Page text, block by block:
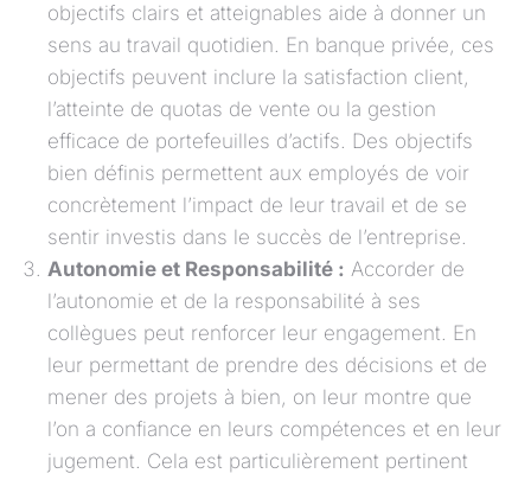
objectifs clairs et atteignables aide à donner un
sens au travail quotidien. En banque privée, ces
objectifs peuvent inclure la satisfaction client,
l’atteinte de quotas de vente ou la gestion
efficace de portefeuilles d’actifs. Des objectifs
bien définis permettent aux employés de voir
concrètement l’impact de leur travail et de se
sentir investis dans le succès de l’entreprise.
Autonomie et Responsabilité : Accorder de
l’autonomie et de la responsabilité à ses
collègues peut renforcer leur engagement. En
leur permettant de prendre des décisions et de
mener des projets à bien, on leur montre que
l’on a confiance en leurs compétences et en leur
jugement. Cela est particulièrement pertinent